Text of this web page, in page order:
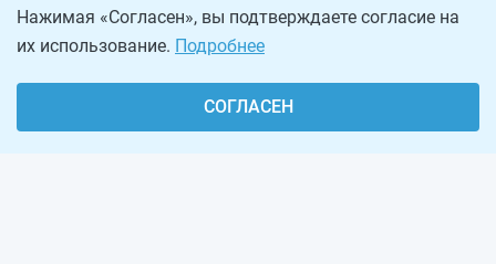
Нажимая «Согласен», вы подтверждаете согласие на
их использование. Подробнее
СОГЛАСЕН